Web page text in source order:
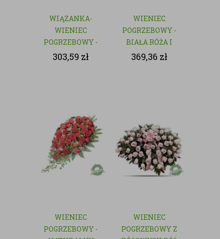
WIĄZANKA-
WIENIEC
POGRZEBOWY -
NATURALNY
303,59 zł
WIENIEC
POGRZEBOWY -
BIAŁA RÓŻA I
GOŹDZIK
369,36 zł
WIENIEC
POGRZEBOWY -
WIENIEC
POGRZEBOWY Z